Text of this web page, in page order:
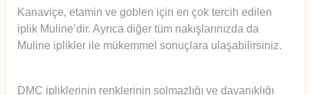
Kanaviçe, etamin ve goblen için en çok tercih edilen
iplik Muline’dir. Ayrıca diğer tüm nakışlarınızda da
Muline iplikler ile mükemmel sonuçlara ulaşabilirsiniz.
DMC ipliklerinin renklerinin solmazlığı ve dayanıklığı